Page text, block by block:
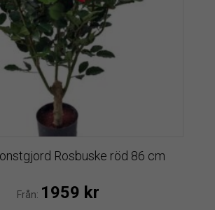
Rosbuske röd 86 cm
Från: 1959 kr